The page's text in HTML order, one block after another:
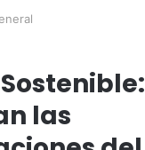
las